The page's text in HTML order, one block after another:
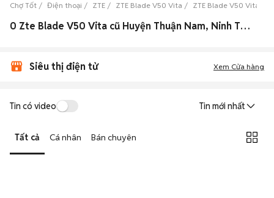
Chợ Tốt Điện thoại ZTE ZTE Blade V50 Vita ZTE Blade V50 Vita
0 Zte Blade V50 Vita cũ Huyện Thuận Nam, Ninh Thuận đẹp
Siêu thị điện tử Xem Cửa hàng
Tin có video Tin mới nhất
Tất cả Cá nhân Bán chuyên